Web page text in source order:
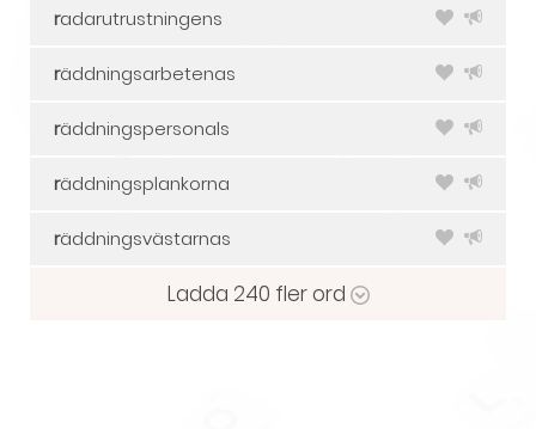
radarutrustningens
räddningsarbetenas
räddningspersonals
räddningsplankorna
räddningsvästarnas
Ladda 240 fler ord